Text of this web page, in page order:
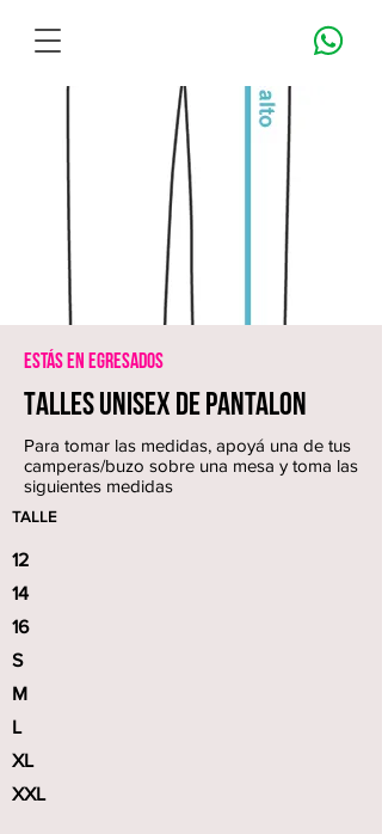
Estás en EGRESADOS
TALLES UNISEX de pantalon
Para tomar las medidas, apoyá una de tus
camperas/buzo sobre una mesa y toma las
siguientes medidas
TALLE
12
14
16
S
M
L
XL
XXL